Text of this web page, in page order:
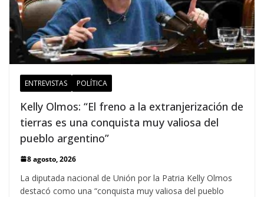
ENTREVISTAS POLÍTICA
Kelly Olmos: “El freno a la extranjerización de
tierras es una conquista muy valiosa del
pueblo argentino”
8 agosto, 2026
La diputada nacional de Unión por la Patria Kelly Olmos
destacó como una “conquista muy valiosa del pueblo